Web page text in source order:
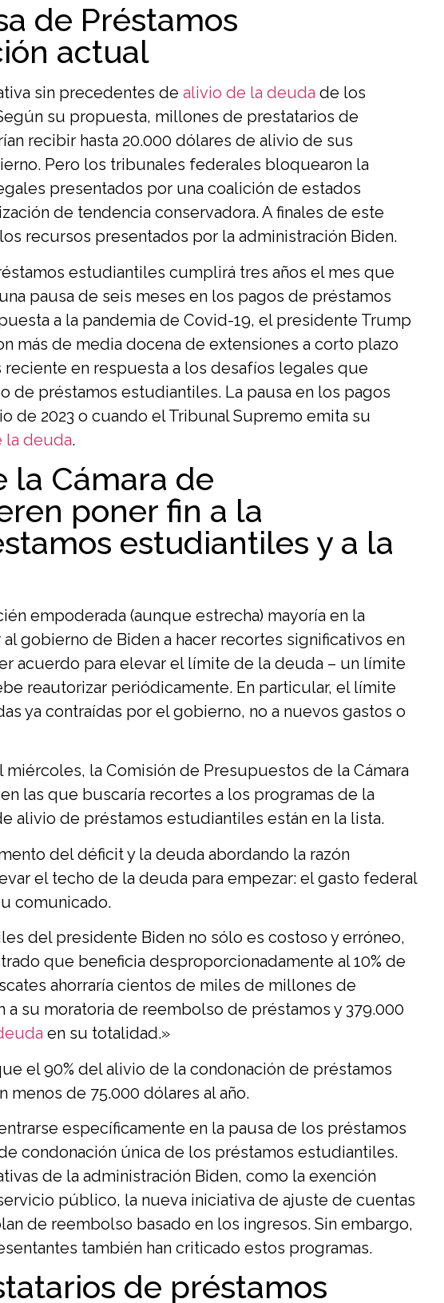
de Préstamos
actual
sin precedentes de alivio de la deuda de los
su propuesta, millones de prestatarios de
recibir hasta 20.000 dólares de alivio de sus
Pero los tribunales federales bloquearon la
presentados por una coalición de estados
de tendencia conservadora. A finales de este
recursos presentados por la administración Biden.
estudiantiles cumplirá tres años el mes que
pausa de seis meses en los pagos de préstamos
a la pandemia de Covid-19, el presidente Trump
más de media docena de extensiones a corto plazo
en respuesta a los desafíos legales que
de préstamos estudiantiles. La pausa en los pagos
de 2023 o cuando el Tribunal Supremo emita su
la deuda.
la Cámara de
poner fin a la
estudiantiles y a la
empoderada (aunque estrecha) mayoría en la
gobierno de Biden a hacer recortes significativos en
acuerdo para elevar el límite de la deuda – un límite
reautorizar periódicamente. En particular, el límite
ya contraídas por el gobierno, no a nuevos gastos o
la Comisión de Presupuestos de la Cámara
las que buscaría recortes a los programas de la
alivio de préstamos estudiantiles están en la lista.
del déficit y la deuda abordando la razón
el techo de la deuda para empezar: el gasto federal
comunicado.
del presidente Biden no sólo es costoso y erróneo,
que beneficia desproporcionadamente al 10% de
ahorraría cientos de miles de millones de
a su moratoria de reembolso de préstamos y 379.000
en su totalidad.»
el 90% del alivio de la condonación de préstamos
menos de 75.000 dólares al año.
específicamente en la pausa de los préstamos
condonación única de los préstamos estudiantiles.
de la administración Biden, como la exención
público, la nueva iniciativa de ajuste de cuentas
de reembolso basado en los ingresos. Sin embargo,
también han criticado estos programas.
de préstamos